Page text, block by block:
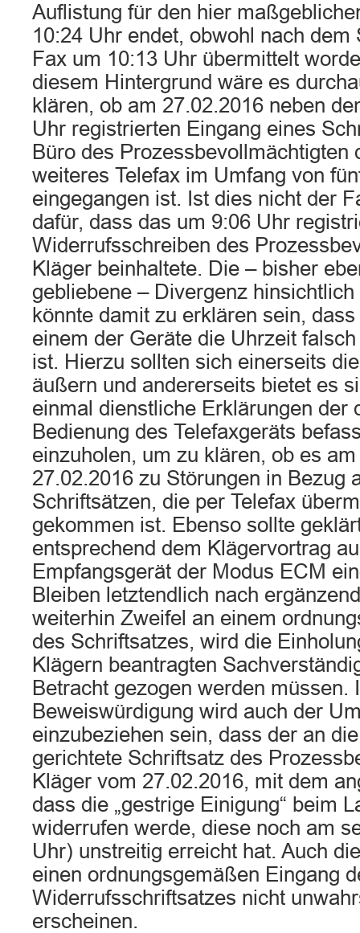
Auflistung für den hier
10:24 Uhr endet, obwohl nach dem
Fax um 10:13 Uhr übermittelt
diesem Hintergrund wäre es
klären, ob am 27.02.2016 neben
Uhr registrierten Eingang eines
Büro des Prozessbevollmächtigten
weiteres Telefax im Umfang von
eingegangen ist. Ist dies nicht der
dafür, dass das um 9:06 Uhr
Widerrufsschreiben des
Kläger beinhaltete. Die – bisher
gebliebene – Divergenz
könnte damit zu erklären sein,
einem der Geräte die Uhrzeit
ist. Hierzu sollten sich einerseits
äußern und andererseits bietet es
einmal dienstliche Erklärungen der
Bedienung des Telefaxgeräts
einzuholen, um zu klären, ob es
27.02.2016 zu Störungen in Bezug
Schriftsätzen, die per Telefax
gekommen ist. Ebenso sollte
entsprechend dem Klägervortrag
Empfangsgerät der Modus ECM
Bleiben letztendlich nach
weiterhin Zweifel an einem
des Schriftsatzes, wird die
Klägern beantragten
Betracht gezogen werden müssen.
Beweiswürdigung wird auch der
einzubeziehen sein, dass der an
gerichtete Schriftsatz des
Kläger vom 27.02.2016, mit dem
dass die „gestrige Einigung“ beim
widerrufen werde, diese noch am
Uhr) unstreitig erreicht hat. Auch
einen ordnungsgemäßen Eingang
Widerrufsschriftsatzes nicht
erscheinen.